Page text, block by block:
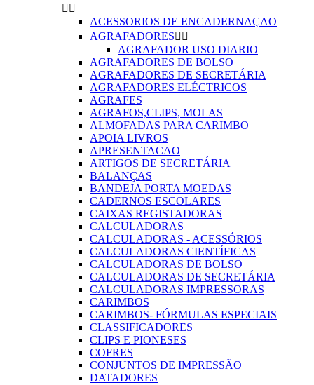
 
ACESSORIOS DE ENCADERNAÇAO
AGRAFADORES 
AGRAFADOR USO DIARIO
AGRAFADORES DE BOLSO
AGRAFADORES DE SECRETÁRIA
AGRAFADORES ELÉCTRICOS
AGRAFES
AGRAFOS,CLIPS, MOLAS
ALMOFADAS PARA CARIMBO
APOIA LIVROS
APRESENTACAO
ARTIGOS DE SECRETÁRIA
BALANÇAS
BANDEJA PORTA MOEDAS
CADERNOS ESCOLARES
CAIXAS REGISTADORAS
CALCULADORAS
CALCULADORAS - ACESSÓRIOS
CALCULADORAS CIENTÍFICAS
CALCULADORAS DE BOLSO
CALCULADORAS DE SECRETÁRIA
CALCULADORAS IMPRESSORAS
CARIMBOS
CARIMBOS- FÓRMULAS ESPECIAIS
CLASSIFICADORES
CLIPS E PIONESES
COFRES
CONJUNTOS DE IMPRESSÃO
DATADORES